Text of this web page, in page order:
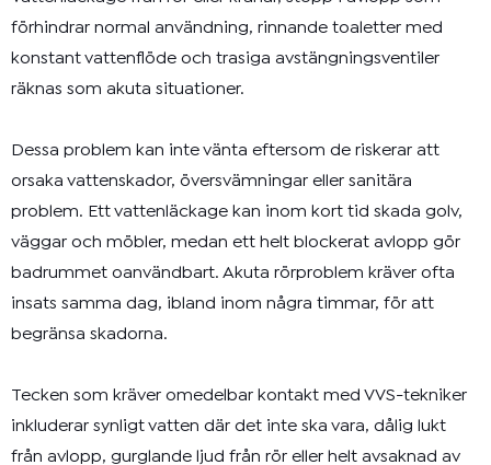
förhindrar normal användning, rinnande toaletter med
konstant vattenflöde och trasiga avstängningsventiler
räknas som akuta situationer.
Dessa problem kan inte vänta eftersom de riskerar att
orsaka vattenskador, översvämningar eller sanitära
problem. Ett vattenläckage kan inom kort tid skada golv,
väggar och möbler, medan ett helt blockerat avlopp gör
badrummet oanvändbart. Akuta rörproblem kräver ofta
insats samma dag, ibland inom några timmar, för att
begränsa skadorna.
Tecken som kräver omedelbar kontakt med VVS-tekniker
inkluderar synligt vatten där det inte ska vara, dålig lukt
från avlopp, gurglande ljud från rör eller helt avsaknad av